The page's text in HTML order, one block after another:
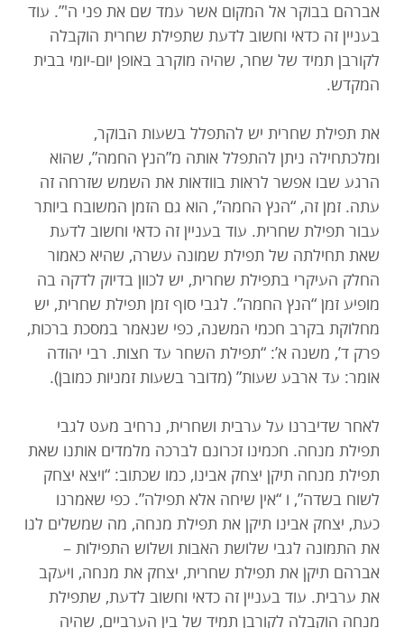
אברהם בבוקר אל המקום אשר עמד שם את פני ה'”. עוד
בעניין זה כדאי וחשוב לדעת שתפילת שחרית הוקבלה
לקורבן תמיד של שחר, שהיה מוקרב באופן יום-יומי בבית
המקדש.
את תפילת שחרית יש להתפלל בשעות הבוקר,
ומלכתחילה ניתן להתפלל אותה מ”הנץ החמה”, שהוא
הרגע שבו אפשר לראות בוודאות את השמש שזרחה זה
עתה. זמן זה, “הנץ החמה”, הוא גם הזמן המשובח ביותר
עבור תפילת שחרית. עוד בעניין זה כדאי וחשוב לדעת
שאת תחילתה של תפילת שמונה עשרה, שהיא כאמור
החלק העיקרי בתפילת שחרית, יש לכוון בדיוק לדקה בה
מופיע זמן “הנץ החמה”. לגבי סוף זמן תפילת שחרית, יש
מחלוקת בקרב חכמי המשנה, כפי שנאמר במסכת ברכות,
פרק ד’, משנה א’: “תפילת השחר עד חצות. רבי יהודה
אומר: עד ארבע שעות” (מדובר בשעות זמניות כמובן).
לאחר שדיברנו על ערבית ושחרית, נרחיב מעט לגבי
תפילת מנחה. חכמינו זכרונם לברכה מלמדים אותנו שאת
תפילת מנחה תיקן יצחק אבינו, כמו שכתוב: “ויצא יצחק
לשוח בשדה”, ו “אין שיחה אלא תפילה”. כפי שאמרנו
כעת, יצחק אבינו תיקן את תפילת מנחה, מה שמשלים לנו
את התמונה לגבי שלושת האבות ושלוש התפילות –
אברהם תיקן את תפילת שחרית, יצחק את מנחה, ויעקב
את ערבית. עוד בעניין זה כדאי וחשוב לדעת, שתפילת
מנחה הוקבלה לקורבן תמיד של בין הערביים, שהיה